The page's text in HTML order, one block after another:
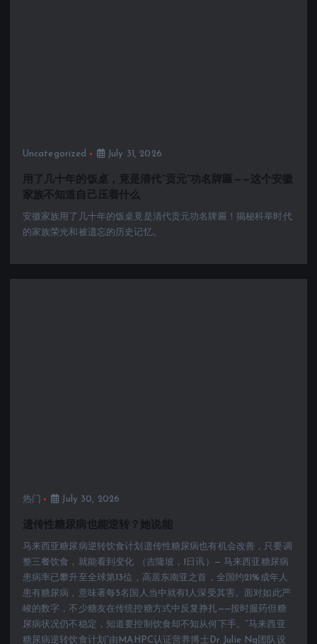
Uncategorized July 31, 2026
用了几十年的饭桌，竟是清代”贡元”功名牌匾——这个安徽
家族不知道自己压着什么
安徽家族用了几十年的饭桌竟是清代贡元功名牌匾！揭秘科举时代
的家族荣光和被遗忘的历史记忆。
热门 July 30, 2026
遗传性糖尿病也能逆转？她说能
马来西亚糖尿病逆转饮食计划遗传性糖尿病也有机会改善，只要调
整三餐饮食，就能看到变化 （吉隆坡，1日讯）— 马来西亚糖尿病
患病率已攀升至全球第13位，高居东南亚之首，全国约21%成年人
患有糖尿病，意味著每5名国人当中就有1人深受其害。面对如此严
峻的数字，不少糖友在传统控糖方式中反复挣扎——按时服药但糖
尿病状况仍不稳定，知道要控制饮食却不知从何下手。“马来西亚
糖尿病逆转饮食计划”由MAHPC认证营养博士Dr Julie Ng团队设